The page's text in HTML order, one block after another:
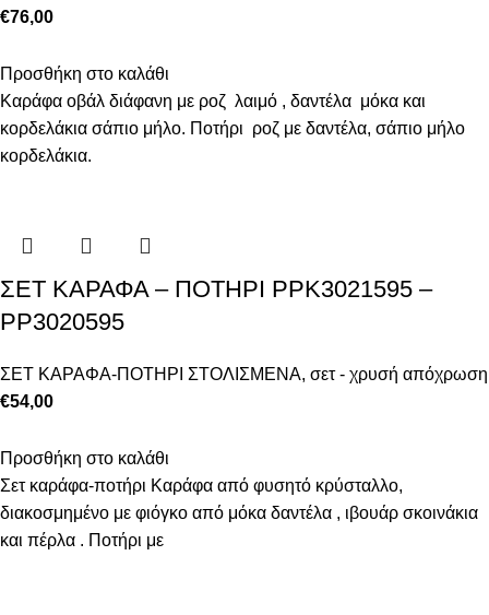
€76,00
Προσθήκη στο καλάθι
Καράφα οβάλ διάφανη με ροζ λαιμό , δαντέλα μόκα και
κορδελάκια σάπιο μήλο. Ποτήρι ροζ με δαντέλα, σάπιο μήλο
κορδελάκια.
ΣΕΤ ΚΑΡΑΦΑ – ΠΟΤHΡΙ PPK3021595 –
PP3020595
ΣΕΤ ΚΑΡΑΦΑ-ΠΟΤΗΡΙ ΣΤΟΛΙΣΜΕΝΑ, σετ - χρυσή απόχρωση
€54,00
Προσθήκη στο καλάθι
Σετ καράφα-ποτήρι Καράφα από φυσητό κρύσταλλο,
διακοσμημένο με φιόγκο από μόκα δαντέλα , ιβουάρ σκοινάκια
και πέρλα . Ποτήρι με